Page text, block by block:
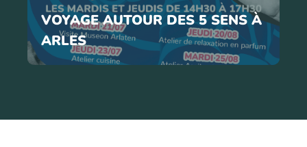
VOYAGE AUTOUR DES 5 SENS À
ARLES